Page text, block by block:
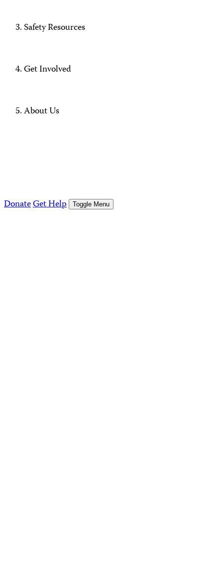
Safety Resources
Get Involved
About Us
DonateGet Help Toggle Menu